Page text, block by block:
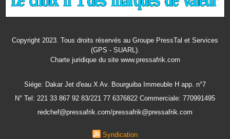
Copyright 2023. Tous droits réservés au Groupe PressTal et Services
(GPS - SUARL).
Charte juridiquedu site www.pressafrik.com
Siége: Dakar Jet d'eau X Av. Bourguiba Immeuble H app. n°7
N° Tel: 221 33 867 92 83/221 77 6376822 Commerciale: 770991495
redchef@pressafrik.com/pressafrik@pressafrik.com
Syndication